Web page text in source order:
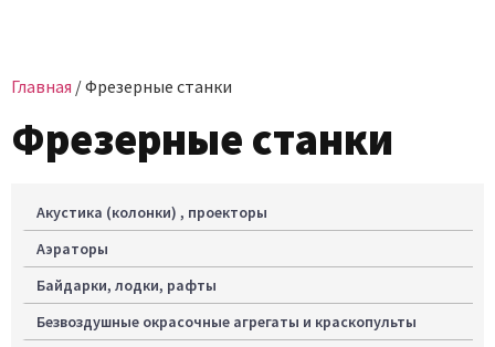
Главная / Фрезерные станки
Фрезерные станки
Акустика (колонки) , проекторы
Аэраторы
Байдарки, лодки, рафты
Безвоздушные окрасочные агрегаты и краскопульты